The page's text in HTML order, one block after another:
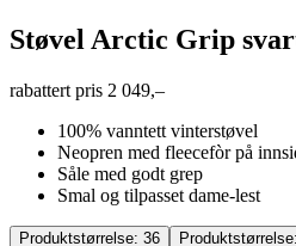
Støvel Arctic Grip
rabattert pris 2 049,–
100% vanntett vinterstøvel
Neopren med fleecefòr på
Såle med godt grep
Smal og tilpasset dame-lest
Produktstørrelse: 36 Produktstørrelse: